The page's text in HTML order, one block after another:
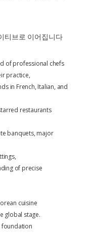
티브로 이어집니다
of professional chefs
practice,
in French, Italian, and
restaurants
banquets, major
of precise
cuisine
global stage.
foundation